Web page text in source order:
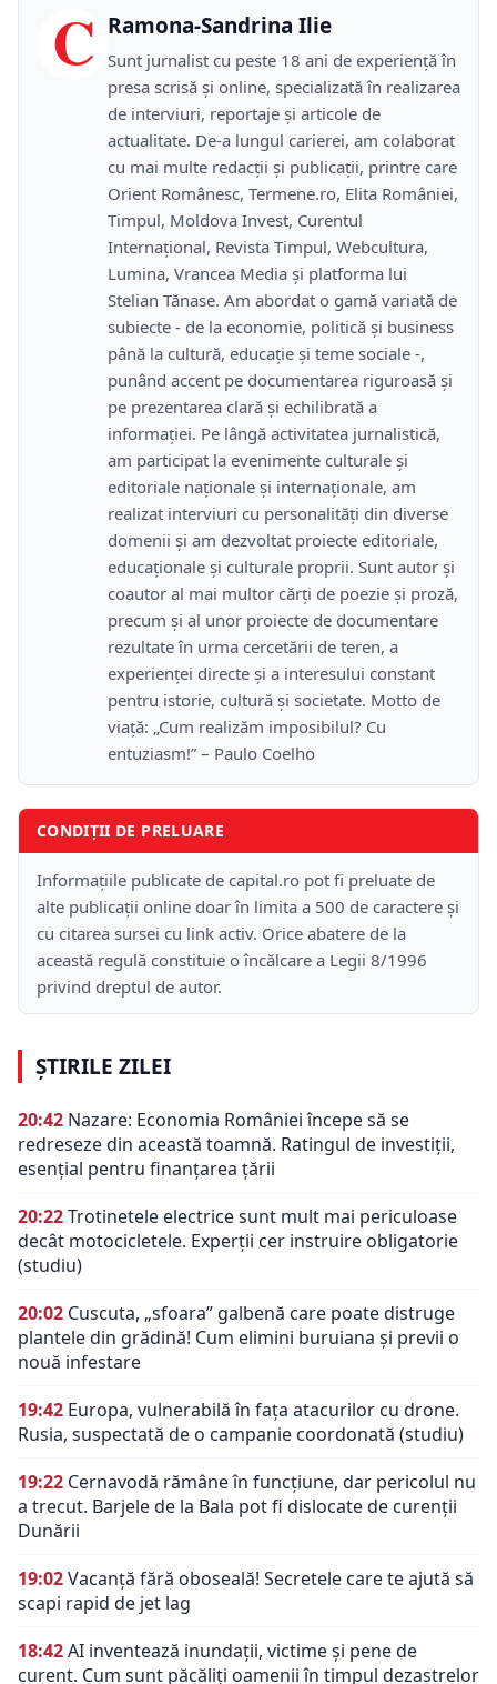
C Ramona-Sandrina Ilie
Sunt jurnalist cu peste 18 ani de experiență în
presa scrisă și online, specializată în realizarea
de interviuri, reportaje și articole de
actualitate. De-a lungul carierei, am colaborat
cu mai multe redacții și publicații, printre care
Orient Românesc, Termene.ro, Elita României,
Timpul, Moldova Invest, Curentul
Internațional, Revista Timpul, Webcultura,
Lumina, Vrancea Media și platforma lui
Stelian Tănase. Am abordat o gamă variată de
subiecte - de la economie, politică și business
până la cultură, educație și teme sociale -,
punând accent pe documentarea riguroasă și
pe prezentarea clară și echilibrată a
informației. Pe lângă activitatea jurnalistică,
am participat la evenimente culturale și
editoriale naționale și internaționale, am
realizat interviuri cu personalități din diverse
domenii și am dezvoltat proiecte editoriale,
educaționale și culturale proprii. Sunt autor și
coautor al mai multor cărți de poezie și proză,
precum și al unor proiecte de documentare
rezultate în urma cercetării de teren, a
experienței directe și a interesului constant
pentru istorie, cultură și societate. Motto de
viață: „Cum realizăm imposibilul? Cu
entuziasm!” – Paulo Coelho
CONDIȚII DE PRELUARE
Informațiile publicate de capital.ro pot fi preluate de
alte publicații online doar în limita a 500 de caractere și
cu citarea sursei cu link activ. Orice abatere de la
această regulă constituie o încălcare a Legii 8/1996
privind dreptul de autor.
ȘTIRILE ZILEI
20:42 Nazare: Economia României începe să se
redreseze din această toamnă. Ratingul de investiții,
esențial pentru finanțarea țării
20:22Trotinetele electrice sunt mult mai periculoase
decât motocicletele. Experții cer instruire obligatorie
(studiu)
20:02 Cuscuta, „sfoara” galbenă care poate distruge
plantele din grădină! Cum elimini buruiana și previi o
nouă infestare
19:42 Europa, vulnerabilă în fața atacurilor cu drone.
Rusia, suspectată de o campanie coordonată (studiu)
19:22 Cernavodă rămâne în funcțiune, dar pericolul nu
a trecut. Barjele de la Bala pot fi dislocate de curenții
Dunării
19:02Vacanță fără oboseală! Secretele care te ajută să
scapi rapid de jet lag
18:42AI inventează inundații, victime și pene de
curent. Cum sunt păcăliți oamenii în timpul dezastrelor